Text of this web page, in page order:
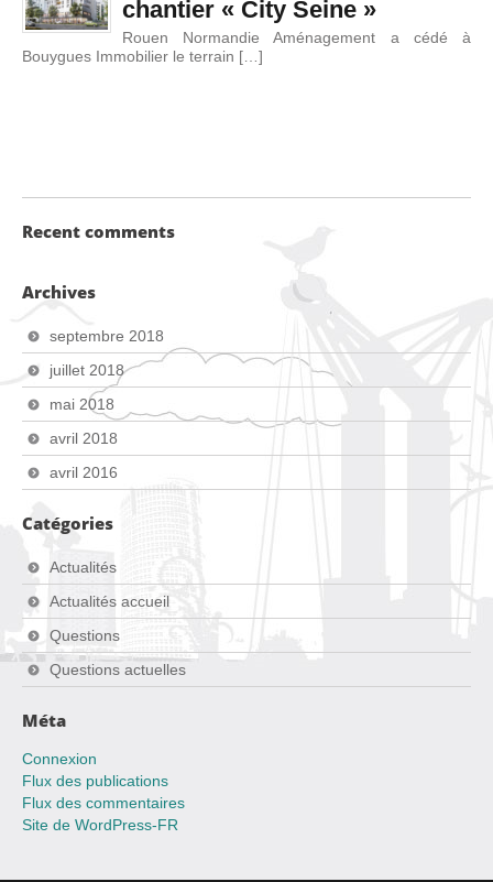
chantier « City Seine »
Rouen Normandie Aménagement a cédé à
Bouygues Immobilier le terrain […]
Recent comments
Archives
septembre 2018
juillet 2018
mai 2018
avril 2018
avril 2016
Catégories
Actualités
Actualités accueil
Questions
Questions actuelles
Méta
Connexion
Flux des publications
Flux des commentaires
Site de WordPress-FR